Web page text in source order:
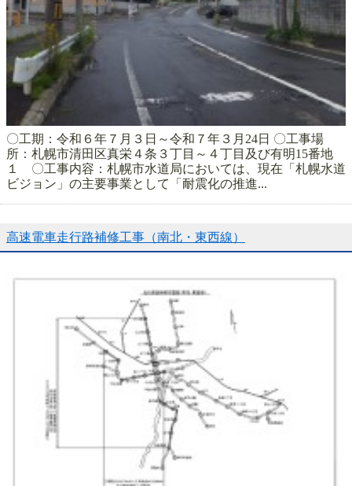
〇工期：令和６年７月３日～令和７年３月24日 〇工事場
所：札幌市清田区真栄４条３丁目～４丁目及び有明15番地
１ 〇工事内容：札幌市水道局においては、現在「札幌水道
ビジョン」の主要事業として「耐震化の推進...
高速電車走行路補修工事（南北・東西線）